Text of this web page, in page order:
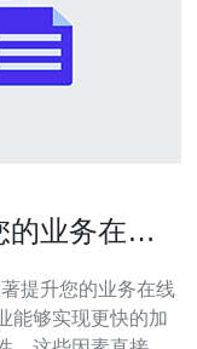
的业务在线
提升您的业务在线
能够实现更快的加